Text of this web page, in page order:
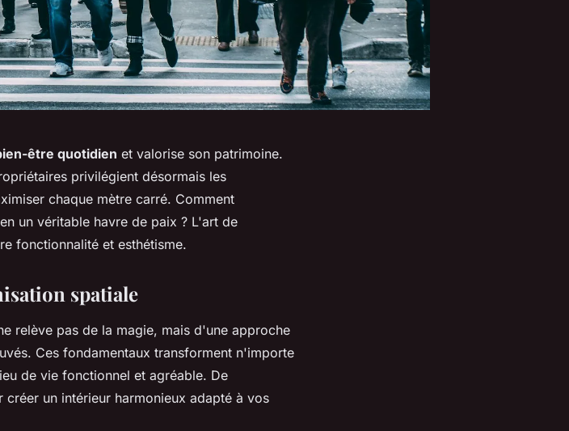
être quotidien et valorise son patrimoine.
privilégient désormais les
chaque mètre carré. Comment
un véritable havre de paix ? L'art de
fonctionnalité et esthétisme.
spatiale
relève pas de la magie, mais d'une approche
Ces fondamentaux transforment n'importe
de vie fonctionnel et agréable. De
créer un intérieur harmonieux adapté à vos